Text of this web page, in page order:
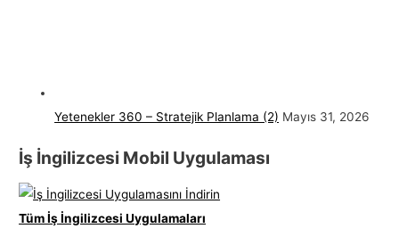
Yetenekler 360 – Stratejik Planlama (2) Mayıs 31, 2026
İş İngilizcesi Mobil Uygulaması
Tüm İş İngilizcesi Uygulamaları